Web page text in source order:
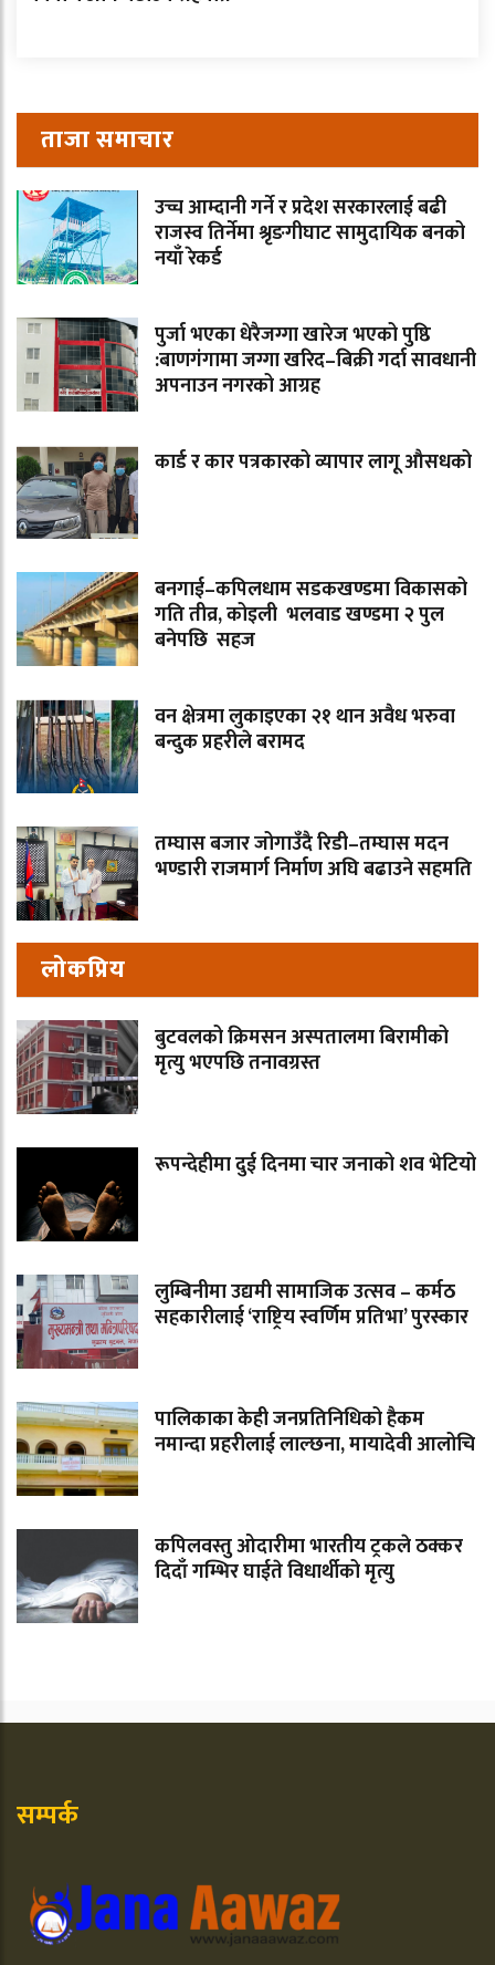
ताजा समाचार
उच्च आम्दानी गर्ने र प्रदेश सरकारलाई बढी
राजस्व तिर्नेमा श्रृङगीघाट सामुदायिक बनको
नयाँ रेकर्ड
पुर्जा भएका धेरैजग्गा खारेज भएको पुष्ठि
:बाणगंगामा जग्गा खरिद–बिक्री गर्दा सावधानी
अपनाउन नगरको आग्रह
कार्ड र कार पत्रकारको व्यापार लागू औसधको
बनगाई–कपिलधाम सडकखण्डमा विकासको
गति तीव्र, कोइली भलवाड खण्डमा २ पुल
बनेपछि सहज
वन क्षेत्रमा लुकाइएका २१ थान अवैध भरुवा
बन्दुक प्रहरीले बरामद
तम्घास बजार जोगाउँदै रिडी–तम्घास मदन
भण्डारी राजमार्ग निर्माण अघि बढाउने सहमति
लोकप्रिय
बुटवलको क्रिमसन अस्पतालमा बिरामीको
मृत्यु भएपछि तनावग्रस्त
रूपन्देहीमा दुई दिनमा चार जनाको शव भेटियो
लुम्बिनीमा उद्यमी सामाजिक उत्सव – कर्मठ
सहकारीलाई ‘राष्ट्रिय स्वर्णिम प्रतिभा’ पुरस्कार
पालिकाका केही जनप्रतिनिधिको हैकम
नमान्दा प्रहरीलाई लाल्छना, मायादेवी आलोचि
कपिलवस्तु ओदारीमा भारतीय ट्रकले ठक्कर
दिदाँ गम्भिर घाईते विधार्थीको मृत्यु
सम्पर्क